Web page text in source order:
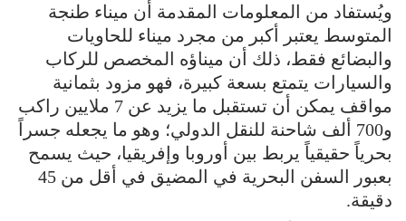
ويُستفاد من المعلومات المقدمة أن ميناء طنجة
المتوسط يعتبر أكبر من مجرد ميناء للحاويات
والبضائع فقط، ذلك أن ميناؤه المخصص للركاب
والسيارات يتمتع بسعة كبيرة، فهو مزود بثمانية
مواقف يمكن أن تستقبل ما يزيد عن 7 ملايين راكب
و700 ألف شاحنة للنقل الدولي؛ وهو ما يجعله جسراً
بحرياً حقيقياً يربط بين أوروبا وإفريقيا، حيث يسمح
بعبور السفن البحرية في المضيق في أقل من 45
دقيقة.